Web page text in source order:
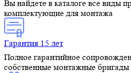
Вы найдете в каталоге все виды
комплектующие для монтажа
Гарантия 15 лет
Полное гарантийное
собственные монтажные бригады